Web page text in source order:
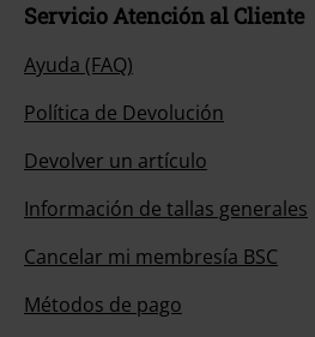
Servicio Atención al Cliente
Ayuda (FAQ)
Política de Devolución
Devolver un artículo
Información de tallas generales
Cancelar mi membresía BSC
Métodos de pago